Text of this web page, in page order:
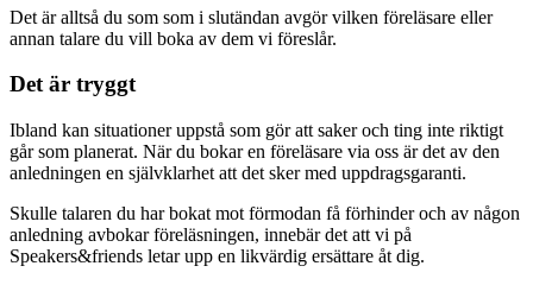
Det är alltså du som som i slutändan avgör vilken föreläsare eller
annan talare du vill boka av dem vi föreslår.
Det är tryggt
Ibland kan situationer uppstå som gör att saker och ting inte riktigt
går som planerat. När du bokar en föreläsare via oss är det av den
anledningen en självklarhet att det sker med uppdragsgaranti.
Skulle talaren du har bokat mot förmodan få förhinder och av någon
anledning avbokar föreläsningen, innebär det att vi på
Speakers&friends letar upp en likvärdig ersättare åt dig.